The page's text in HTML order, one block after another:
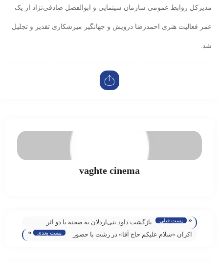
مدیرکل روابط عمومی سازمان سینمایی و ابوالفضل صادقی‌نژاد از یک
عمر فعالیت هنری احمدرضا درویش و جهانگیر میرشکاری تقدیر و تجلیل
شد.
vaghte cinema
« پست قبلی
بازگشت داود بنی‌اردلان به صحنه با دو اثر
نمایشی در سال جاری
اکران «سلام علیکم حاج آقا» در رشت با حضور
پست بعدی »